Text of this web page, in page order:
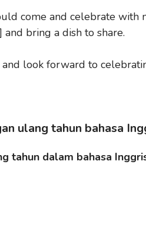
come and celebrate with
bring a dish to share.
look forward to
ulang tahun bahasa
tahun dalam bahasa